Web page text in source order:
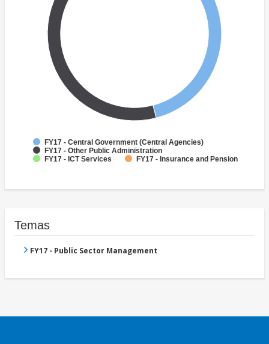
FY17 - Central Government (Central Agencies)
FY17 - Other Public Administration
FY17 - ICT Services
FY17 - Insurance and Pension
Temas
FY17 - Public Sector Management